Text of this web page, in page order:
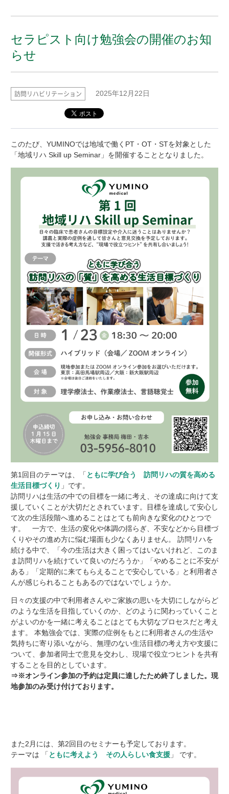
セラピスト向け勉強会の開催のお知
らせ
訪問リハビリテーション 2025年12月22日
このたび、 YUMINOでは地域で働くPT・OT・STを対象とした
「地域リハ Skill up Seminar」を開催することとなりました。
第1回目のテーマは、「 ともに学び合う 訪問リハの質を高める
生活目標づくり 」です。
訪問リハは生活の中での目標を一緒に考え、その達成に向けて支
援していくことが大切だとされています。目標を達成して安心し
て次の生活段階へ進めることはとても前向きな変化のひとつで
す。 一方で、生活の変化や体調の揺らぎ、不安などから目標づ
くりやその進め方に悩む場面も少なくありません。
訪問リハを
続ける中で、「今の生活は大きく困ってはいないけれど、このま
ま訪問リハを続けていて良いのだろうか」「やめることに不安が
ある」「定期的に来てもらえることで安心している」と利用者さ
んが感じられることもあるのではないでしょうか。
日々の支援の中で利用者さんやご家族の思いを大切にしながらど
のような生活を目指していくのか、どのように関わっていくこと
がよいのかを一緒に考えることはとても大切なプロセスだと考え
ます。
本勉強会では、実際の症例をもとに利用者さんの生活や
気持ちに寄り添いながら、無理のない生活目標の考え方や支援に
ついて、参加者同士で意見を交わし、現場で役立つヒントを共有
することを目的としています。
⇒※オンライン参加の予約は定員に達したため終了しました。現
地参加のみ受け付けております。
また2月には、第2回目のセミナーも予定しております。
テーマは 「 ともに考えよう その人らしい食支援」 です。